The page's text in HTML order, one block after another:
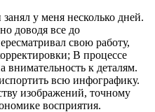
у меня несколько дней.
доводя все до
свою работу,
В процессе
внимательность к деталям.
всю инфографику.
изображений, точному
восприятия.